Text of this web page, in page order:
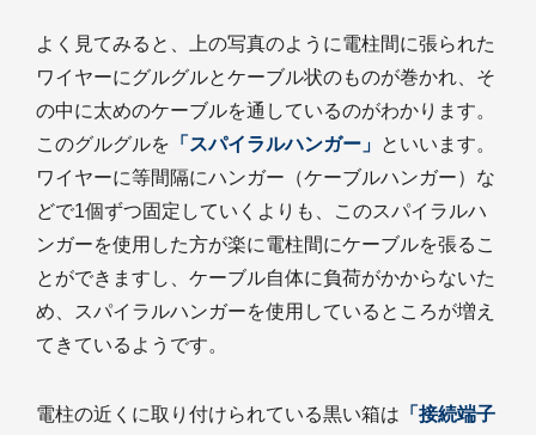
よく見てみると、上の写真のように電柱間に張られた
ワイヤーにグルグルとケーブル状のものが巻かれ、そ
の中に太めのケーブルを通しているのがわかります。
このグルグルを 「スパイラルハンガー」 といいます。
ワイヤーに等間隔にハンガー（ケーブルハンガー）な
どで1個ずつ固定していくよりも、このスパイラルハ
ンガーを使用した方が楽に電柱間にケーブルを張るこ
とができますし、ケーブル自体に負荷がかからないた
め、スパイラルハンガーを使用しているところが増え
てきているようです。
電柱の近くに取り付けられている黒い箱は 「接続端子